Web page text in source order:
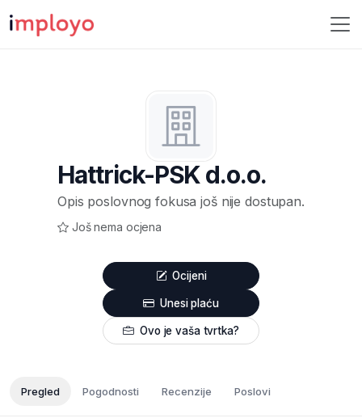
Hattrick-PSK d.o.o.
Opis poslovnog fokusa još nije dostupan.
Još nema ocjena
Ocijeni
Unesi plaću
Ovo je vaša tvrtka?
Pregled Pogodnosti Recenzije Poslovi